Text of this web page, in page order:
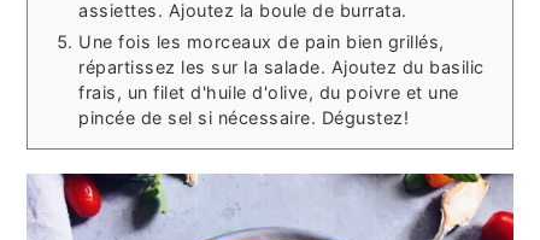
assiettes. Ajoutez la boule de burrata.
Une fois les morceaux de pain bien grillés,
répartissez les sur la salade. Ajoutez du basilic
frais, un filet d'huile d'olive, du poivre et une
pincée de sel si nécessaire. Dégustez!